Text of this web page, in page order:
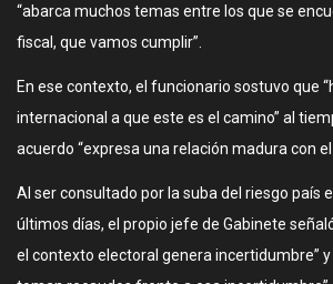
“abarca muchos temas entre los que se
fiscal, que vamos cumplir”.
En ese contexto, el funcionario sostuvo que
internacional a que este es el camino” al
acuerdo “expresa una relación madura con el
Al ser consultado por la suba del riesgo país
últimos días, el propio jefe de Gabinete
el contexto electoral genera incertidumbre” y